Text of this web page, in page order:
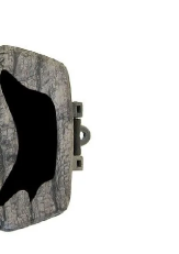
（アライグマ・ハ
・ネズミ等）
防鳥ネット
罠（イノシシ・
）